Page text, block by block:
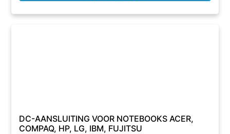
DC-AANSLUITING VOOR NOTEBOOKS ACER,
COMPAQ, HP, LG, IBM, FUJITSU